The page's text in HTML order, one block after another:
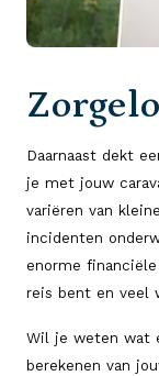
Daarnaast dekt
je met jouw
variëren van
incidenten
enorme
reis bent en veel
Wil je weten wat
berekenen van